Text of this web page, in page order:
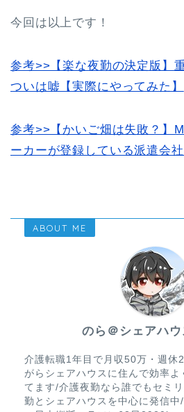
今回は以上です！
参考>>【楽な夜勤の決定版】
ついは嘘【実際にやってみた】
参考>>【かいご畑は失敗？】
ーカーが登録している派遣会
ABOUT ME
のら＠シェアハ
介護転職1年目で月収50万・週休
がらシェアハウスに住んで効率よ
てます/介護夜勤なら誰でもセミ
勤とシェアハウスを中心に発信